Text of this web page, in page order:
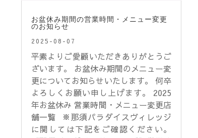
お盆休み期間の営業時間・メニュー変更
のお知らせ
2025-08-07
平素よりご愛顧いただきありがとうご
ざいます。 お盆休み期間のメニュー変
更についてお知らせいたします。 何卒
よろしくお願い申し上げます。 2025
年お盆休み 営業時間・メニュー変更店
舗一覧 ※那須パラダイスヴィレッジ
に関しては下記をご確認ください。